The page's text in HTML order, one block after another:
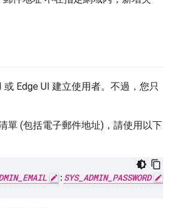
Edge UI 建立使用者。不過，您只
單 (包括電子郵件地址)，請使用以下
: SYS_ADMIN_PASSWORD